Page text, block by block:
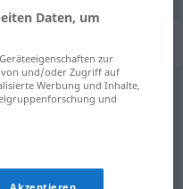
,ruppig ,
Daten, um
zur
und/oder Zugriff auf
Werbung und Inhalte,
und